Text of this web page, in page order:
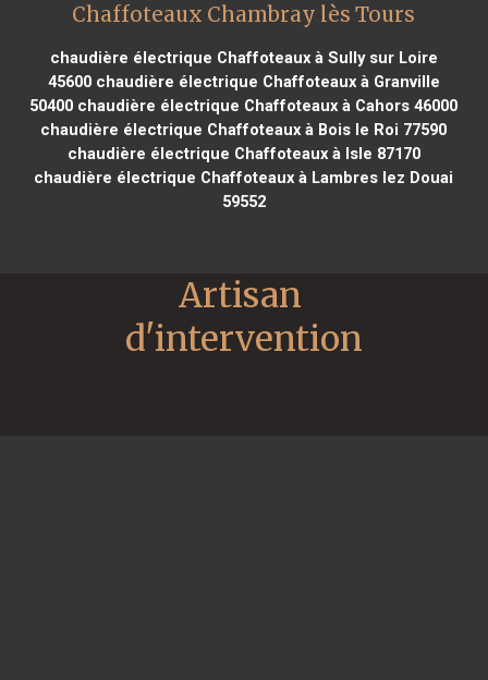
Chaffoteaux Chambray lès Tours
chaudière électrique Chaffoteaux à Sully sur Loire
45600chaudière électrique Chaffoteaux à Granville
50400 chaudière électrique Chaffoteaux à Cahors 46000
chaudière électrique Chaffoteaux à Bois le Roi 77590
chaudière électrique Chaffoteaux à Isle 87170
chaudière électrique Chaffoteaux à Lambres lez Douai
59552
Artisan
d'intervention